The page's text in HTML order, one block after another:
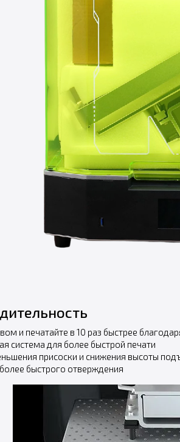
и печатайте в 10 раз быстрее
система для более быстрой печати
присоски и снижения высоты
быстрого отверждения